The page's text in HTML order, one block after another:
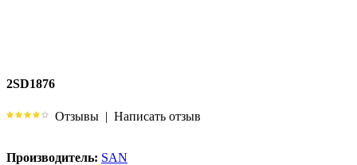
2SD1876
Отзывы | Написать отзыв
Производитель: SAN